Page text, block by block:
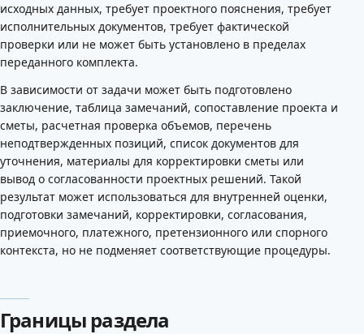
исходных данных, требует проектного пояснения, требует
исполнительных документов, требует фактической
проверки или не может быть установлено в пределах
переданного комплекта.
В зависимости от задачи может быть подготовлено
заключение, таблица замечаний, сопоставление проекта и
сметы, расчетная проверка объемов, перечень
неподтвержденных позиций, список документов для
уточнения, материалы для корректировки сметы или
вывод о согласованности проектных решений. Такой
результат может использоваться для внутренней оценки,
подготовки замечаний, корректировки, согласования,
приемочного, платежного, претензионного или спорного
контекста, но не подменяет соответствующие процедуры.
Границы раздела